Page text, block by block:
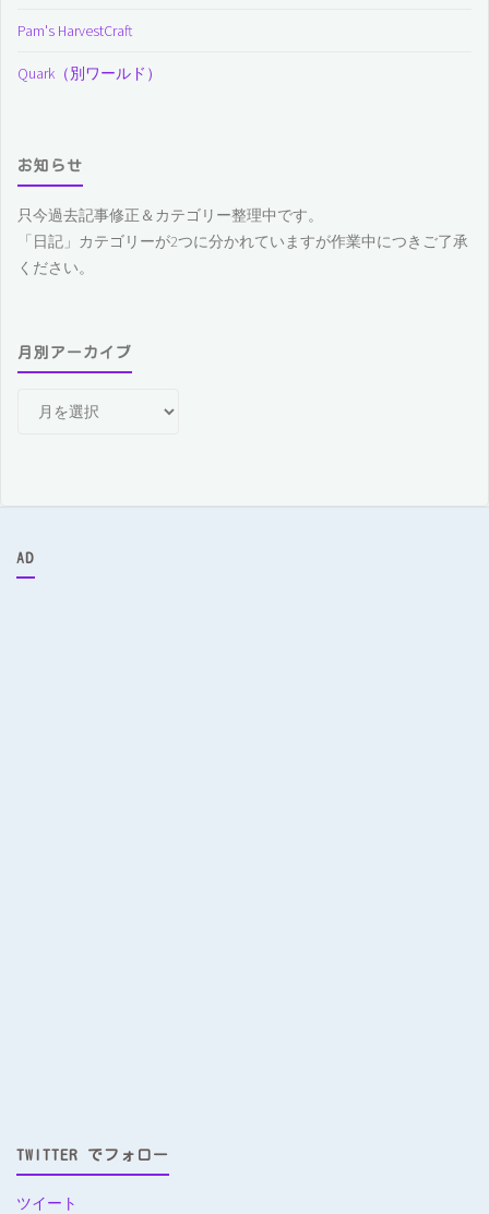
Pam's HarvestCraft
Quark（別ワールド）
お知らせ
只今過去記事修正＆カテゴリー整理中です。
「日記」カテゴリーが2つに分かれていますが作業中につきご了承
ください。
月別アーカイブ
カ
ブ
AD
TWITTER でフォロー
ツイート